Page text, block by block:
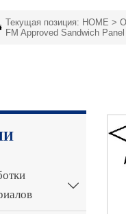
Текущая позиция: HOME >
FM Approved Sandwich Panel
